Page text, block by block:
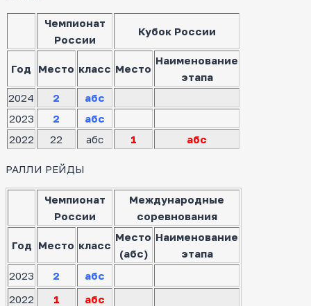
Чемпионат
России
Кубок России
Год Место класс Место
Наименование
этапа
2024
2
абс
2023
2
абс
2022
22 абс 1 абс
РАЛЛИ РЕЙДЫ
Чемпионат
России
Международные
соревнования
Год Место класс
Место
(абс)
Наименование
этапа
2023
2
абс
2022
1 абс